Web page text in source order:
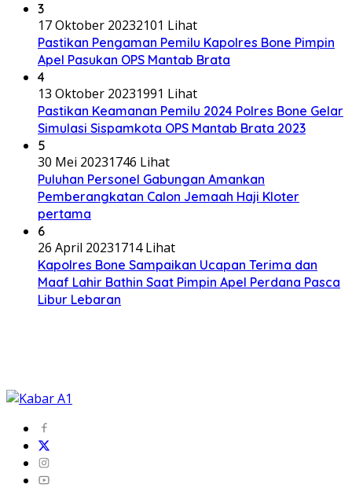
3
17 Oktober 20232101 Lihat
Pastikan Pengaman Pemilu Kapolres Bone Pimpin
Apel Pasukan OPS Mantab Brata
4
13 Oktober 20231991 Lihat
Pastikan Keamanan Pemilu 2024 Polres Bone Gelar
Simulasi Sispamkota OPS Mantab Brata 2023
5
30 Mei 20231746 Lihat
Puluhan Personel Gabungan Amankan
Pemberangkatan Calon Jemaah Haji Kloter
pertama
6
26 April 20231714 Lihat
Kapolres Bone Sampaikan Ucapan Terima dan
Maaf Lahir Bathin Saat Pimpin Apel Perdana Pasca
Libur Lebaran